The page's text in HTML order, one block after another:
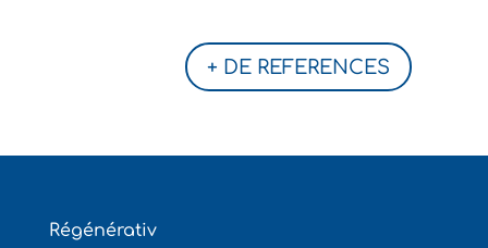
+ DE REFERENCES
Régénérativ